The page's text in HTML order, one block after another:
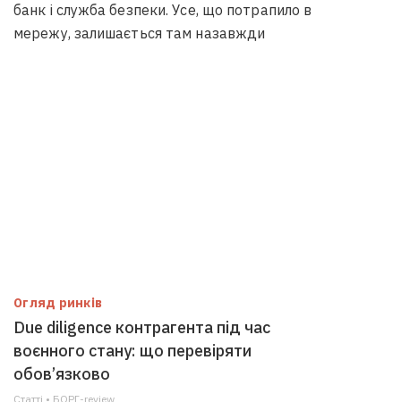
банк і служба безпеки. Усе, що потрапило в
мережу, залишається там назавжди
Огляд ринків
Due diligence контрагента під час
воєнного стану: що перевіряти
обов’язково
Статті • БОРГ-review